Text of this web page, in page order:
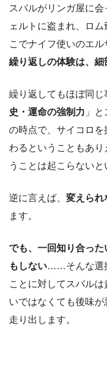
スバルがリンガ屋に
ェルトに盗まれ、ロ
こでナイフ使いのエル
繰り返しの体験は、
繰り返してもほぼ同じ
史・運命の強制力 」
の時点で、サイコロ
わるということもあ
うことは起こらないと
逆に言えば、 変えられ
ます。
でも、一回知り合っ
もしない……そんな選
ことに対してスバル
いではなくても後味が
走り出します。